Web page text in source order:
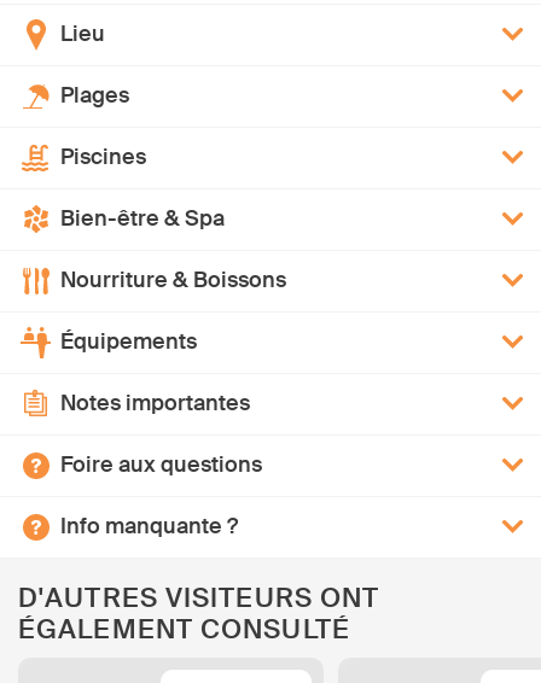
Lieu
Plages
Piscines
Bien-être & Spa
Nourriture & Boissons
Équipements
Notes importantes
Foire aux questions
Info manquante ?
D'AUTRES VISITEURS ONT
ÉGALEMENT CONSULTÉ